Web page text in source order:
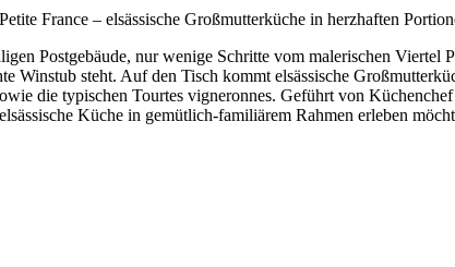
France – elsässische Großmutterküche in herzhaften
Postgebäude, nur wenige Schritte vom malerischen
Winstub steht. Auf den Tisch kommt elsässische
die typischen Tourtes vigneronnes. Geführt von
Küche in gemütlich-familiärem Rahmen erleben